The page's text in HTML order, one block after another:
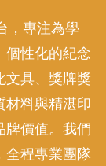
，專注為學
個性化的紀念
文具、獎牌獎
材料與精湛印
牌價值。我們
全程專業團隊